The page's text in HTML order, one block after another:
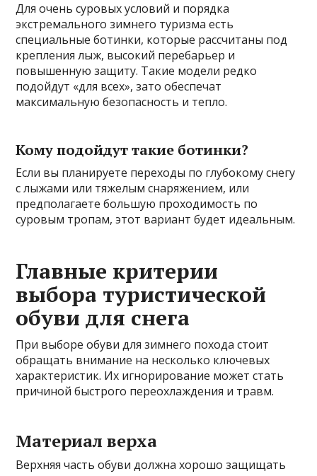
Для очень суровых условий и порядка
экстремального зимнего туризма есть
специальные ботинки, которые рассчитаны под
крепления лыж, высокий перебарьер и
повышенную защиту. Такие модели редко
подойдут «для всех», зато обеспечат
максимальную безопасность и тепло.
Кому подойдут такие ботинки?
Если вы планируете переходы по глубокому снегу
с лыжами или тяжелым снаряжением, или
предполагаете большую проходимость по
суровым тропам, этот вариант будет идеальным.
Главные критерии
выбора туристической
обуви для снега
При выборе обуви для зимнего похода стоит
обращать внимание на несколько ключевых
характеристик. Их игнорирование может стать
причиной быстрого переохлаждения и травм.
Материал верха
Верхняя часть обуви должна хорошо защищать